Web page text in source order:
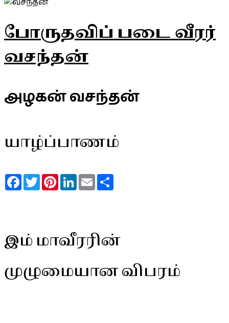
போருதவிப் படை வீரர்
வசந்தன்
அழகன் வசந்தன்
யாழ்ப்பாணம்
FacebookTwitterPinterestLinkedInEmail
இம் மாவீரரின்
முழுமையான விபரம்